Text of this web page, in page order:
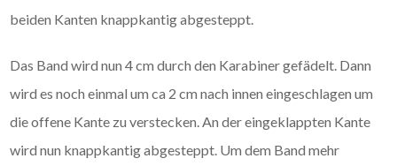
beiden Kanten knappkantig abgesteppt.
Das Band wird nun 4 cm durch den Karabiner gefädelt. Dann
wird es noch einmal um ca 2 cm nach innen eingeschlagen um
die offene Kante zu verstecken. An der eingeklappten Kante
wird nun knappkantig abgesteppt. Um dem Band mehr